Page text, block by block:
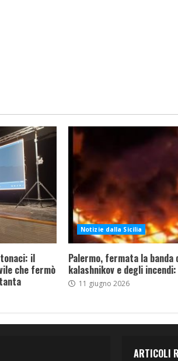
il
che fermò
Notizie dalla Sicilia
Palermo, fermata la banda
kalashnikov e degli
11 giugno 2026
ARTICOLI